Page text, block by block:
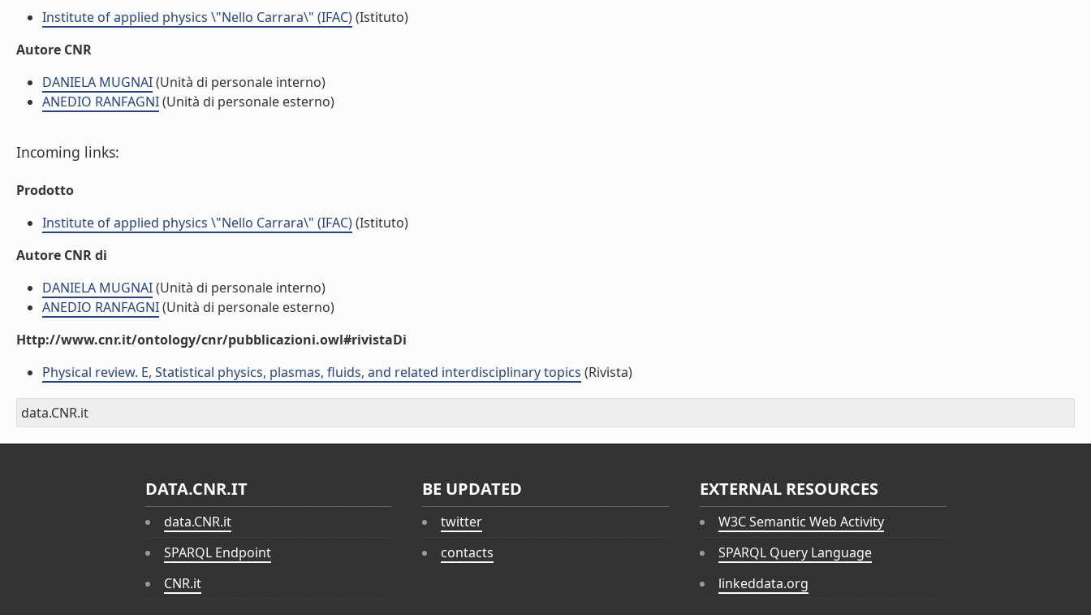
Institute of applied physics \"Nello Carrara\" (IFAC)(Istituto)
Autore CNR
DANIELA MUGNAI(Unità di personale interno)
ANEDIO RANFAGNI(Unità di personale esterno)
Incoming links:
Prodotto
Institute of applied physics \"Nello Carrara\" (IFAC)(Istituto)
Autore CNR di
DANIELA MUGNAI(Unità di personale interno)
ANEDIO RANFAGNI(Unità di personale esterno)
Http://www.cnr.it/ontology/cnr/pubblicazioni.owl#rivistaDi
Physical review. E, Statistical physics, plasmas, fluids, and related interdisciplinary topics (Rivista)
data.CNR.it
DATA.CNR.IT
data.CNR.it
SPARQL Endpoint
CNR.it
BE UPDATED
twitter
contacts
EXTERNAL RESOURCES
W3C Semantic Web Activity
SPARQL Query Language
linkeddata.org